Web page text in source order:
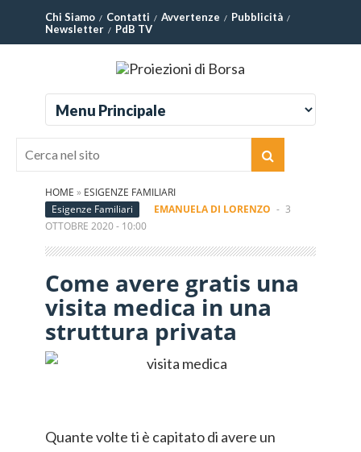
Chi Siamo Contatti Avvertenze
Pubblicità
Newsletter
PdB TV
HOME » ESIGENZE FAMILIARI
Esigenze Familiari
EMANUELA DI LORENZO - 3
OTTOBRE 2020 - 10:00
Come avere gratis una
visita medica in una
struttura privata
Quante volte ti è capitato di avere un